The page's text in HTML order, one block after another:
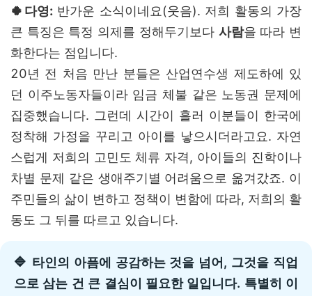
🍀다영:반가운 소식이네요(웃음). 저희 활동의 가장
큰 특징은 특정 의제를 정해두기보다 사람을 따라 변
화한다는 점입니다.
20년 전 처음 만난 분들은 산업연수생 제도하에 있
던 이주노동자들이라 임금 체불 같은 노동권 문제에
집중했습니다. 그런데 시간이 흘러 이분들이 한국에
정착해 가정을 꾸리고 아이를 낳으시더라고요. 자연
스럽게 저희의 고민도 체류 자격, 아이들의 진학이나
차별 문제 같은 생애주기별 어려움으로 옮겨갔죠. 이
주민들의 삶이 변하고 정책이 변함에 따라, 저희의 활
동도 그 뒤를 따르고 있습니다.
🔷 타인의 아픔에 공감하는 것을 넘어, 그것을 직업
으로 삼는 건 큰 결심이 필요한 일입니다. 특별히 이